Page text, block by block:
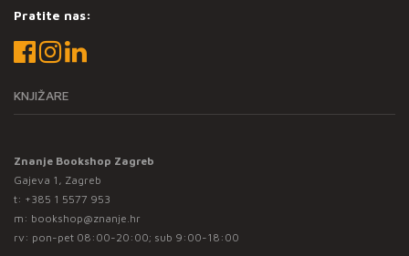
Pratite nas:
KNJIŽARE
Znanje Bookshop Zagreb
Gajeva 1, Zagreb
t: +385 1 5577 953
m: bookshop@znanje.hr
rv: pon-pet 08:00-20:00; sub 9:00-18:00